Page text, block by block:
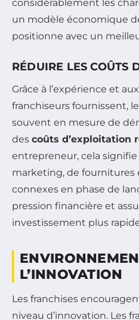
considérablement les
un modèle économique
positionne avec un
RÉDUIRE LES COÛTS
Grâce à l’expérience et
franchiseurs fournissent,
souvent en mesure de
des coûts d’exploitation
entrepreneur, cela signifie
marketing, de fournitures
connexes en phase de
pression financière et
investissement plus
L’INNOVATION
Les franchises
niveau d’innovation. Les